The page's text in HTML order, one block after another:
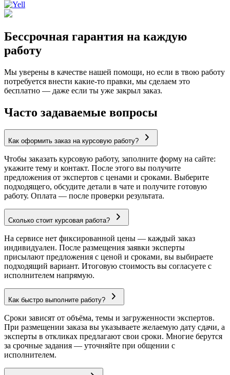
Бессрочная гарантия на каждую
работу
Мы уверены в качестве нашей помощи, но если в твою работу
потребуется внести какие-то правки, мы сделаем это
бесплатно — даже если ты уже закрыл заказ.
Часто задаваемые вопросы
Как оформить заказ на курсовую работу?
Чтобы заказать курсовую работу, заполните форму на сайте:
укажите тему и контакт. После этого вы получите
предложения от экспертов с ценами и сроками. Выберите
подходящего, обсудите детали в чате и получите готовую
работу. Оплата — после проверки результата.
Сколько стоит курсовая работа?
На сервисе нет фиксированной цены — каждый заказ
индивидуален. После размещения заявки эксперты
присылают предложения с ценой и сроками, вы выбираете
подходящий вариант. Итоговую стоимость вы согласуете с
исполнителем напрямую.
Как быстро выполните работу?
Сроки зависят от объёма, темы и загруженности экспертов.
При размещении заказа вы указываете желаемую дату сдачи, а
эксперты в откликах предлагают свои сроки. Многие берутся
за срочные задания — уточняйте при общении с
исполнителем.